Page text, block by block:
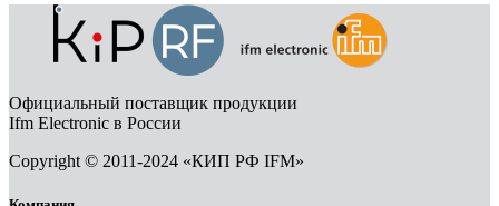
Официальный поставщик продукции
Ifm Electronic в России
Copyright © 2011-2024 «КИП РФ IFM»